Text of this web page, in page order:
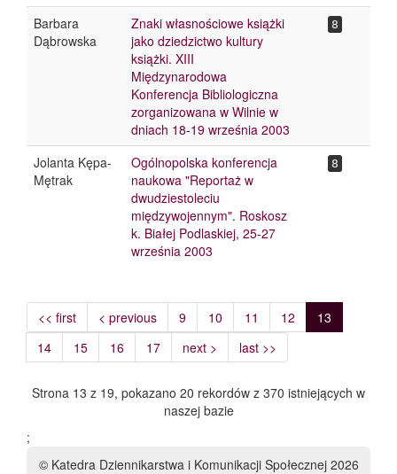
Barbara
Dąbrowska
Znaki własnościowe książki
jako dziedzictwo kultury
książki. XIII
Międzynarodowa
Konferencja Bibliologiczna
zorganizowana w Wilnie w
dniach 18-19 września 2003
8
Jolanta Kępa-
Mętrak
Ogólnopolska konferencja
naukowa "Reportaż w
dwudziestoleciu
międzywojennym". Roskosz
k. Białej Podlaskiej, 25-27
września 2003
8
<< first < previous 9 10 11 12
13
14
15 16 17 next > last >>
Strona 13 z 19, pokazano 20 rekordów z 370 istniejących w
naszej bazie
;
© Katedra Dziennikarstwa i Komunikacji Społecznej 2026